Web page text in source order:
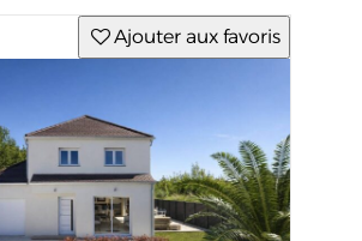
Ajouter aux favoris